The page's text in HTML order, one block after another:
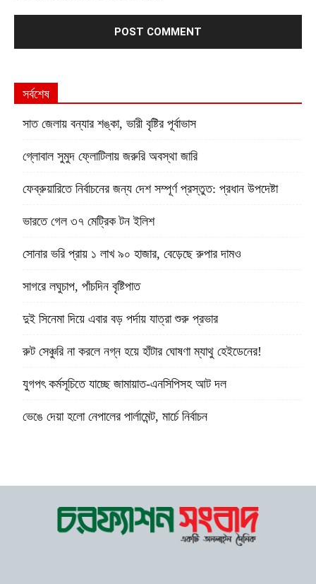
সর্বশেষ
সাত জেলায় বন্যার শঙ্কা, ভারী বৃষ্টির পূর্বাভাস
গ্লোবাল সুমুদ ফ্লোটিলায় জরুরি অবস্থা জারি
ফেব্রুয়ারিতে নির্বাচনের জন্য দেশ সম্পূর্ণ প্রস্তুত: প্রধান উপদেষ্টা
ভারতে গেল ৩৭ মেট্রিক টন ইলিশ
সোনার ভরি প্রায় ১ লাখ ৯০ হাজার, বেড়েছে রুপার দামও
সাগরে লঘুচাপ, পাঁচদিন বৃষ্টিপাত
দুই সিনেমা দিয়ে এবার বড় পর্দায় যাত্রা শুরু প্রভার
রুট সেঞ্চুরি না করলে নগ্ন হয়ে হাঁটার ঘোষণা ম্যাথু হেইডেনের!
যুগপৎ কর্মসূচিতে যাচ্ছে জামায়াত-এনসিপিসহ আট দল
ভেঙে দেয়া হলো নেপালের পার্লামেন্ট, মার্চে নির্বাচন